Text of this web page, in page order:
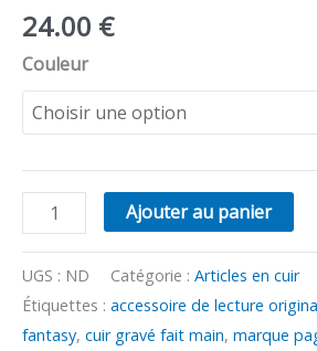
24.00 €
Couleur
Ajouter au panier
UGS : ND Catégorie : Articles en cuir
Étiquettes : accessoire de lecture
fantasy, cuir gravé fait main, marque